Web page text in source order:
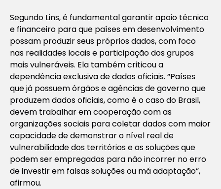
Segundo Lins, é fundamental garantir apoio técnico
e financeiro para que países em desenvolvimento
possam produzir seus próprios dados, com foco
nas realidades locais e participação dos grupos
mais vulneráveis. Ela também criticou a
dependência exclusiva de dados oficiais. “Países
que já possuem órgãos e agências de governo que
produzem dados oficiais, como é o caso do Brasil,
devem trabalhar em cooperação com as
organizações sociais para coletar dados com maior
capacidade de demonstrar o nível real de
vulnerabilidade dos territórios e as soluções que
podem ser empregadas para não incorrer no erro
de investir em falsas soluções ou má adaptação”,
afirmou.